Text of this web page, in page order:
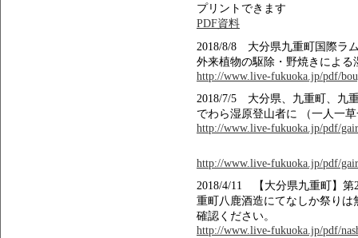
プリントできます
PDF資料
2018/8/8 大分県九重町国際ラ
外来植物の駆除・野焼きによ
http://www.live-fukuoka.jp/pdf/
2018/7/5 大分県、九重町、九
でわら湿原登山者に （一人一
http://www.live-fukuoka.jp/pdf/
http://www.live-fukuoka.jp/pdf/
2018/4/11 【大分県九重町】第
重町八鹿酒造にてなしか祭り
確認ください。
http://www.live-fukuoka.jp/pdf/